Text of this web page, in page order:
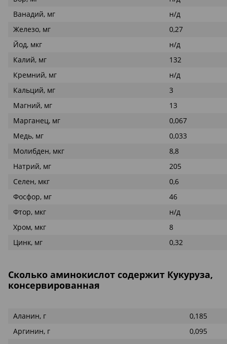
Ванадий, мг
н/д
Железо, мг
0,27
Йод, мкг
н/д
Калий, мг
132
Кремний, мг
н/д
Кальций, мг
3
Магний, мг
13
Марганец, мг
0,067
Медь, мг
0,033
Молибден, мкг
8,8
Натрий, мг
205
Селен, мкг
0,6
Фосфор, мг
46
Фтор, мкг
н/д
Хром, мкг
8
Цинк, мг
0,32
Сколько аминокислот содержит Кукуруза,
консервированная
Аланин, г
0,185
Аргинин, г
0,095